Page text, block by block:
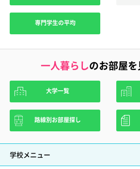
専門学生の平均
一人暮らしのお部屋
大学一覧
路線別お部屋探し
学校メニュー